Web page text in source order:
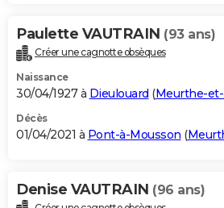
Paulette VAUTRAIN (93 ans)
Créer une cagnotte obsèques
Naissance
30/04/1927 à Dieulouard (Meurthe-
Décès
01/04/2021 à Pont-à-Mousson (
Denise VAUTRAIN (96 ans)